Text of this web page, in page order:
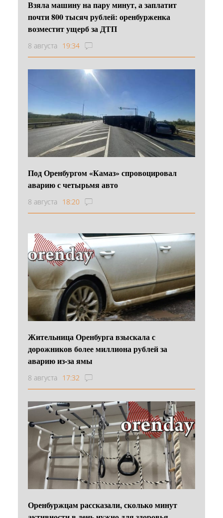
Взяла машину на пару минут, а заплатит
почти 800 тысяч рублей: оренбурженка
возместит ущерб за ДТП
8 августа 19:34
Под Оренбургом «Камаз» спровоцировал
аварию с четырьмя авто
8 августа 18:20
Жительница Оренбурга взыскала с
дорожников более миллиона рублей за
аварию из-за ямы
8 августа 17:32
Оренбуржцам рассказали, сколько минут